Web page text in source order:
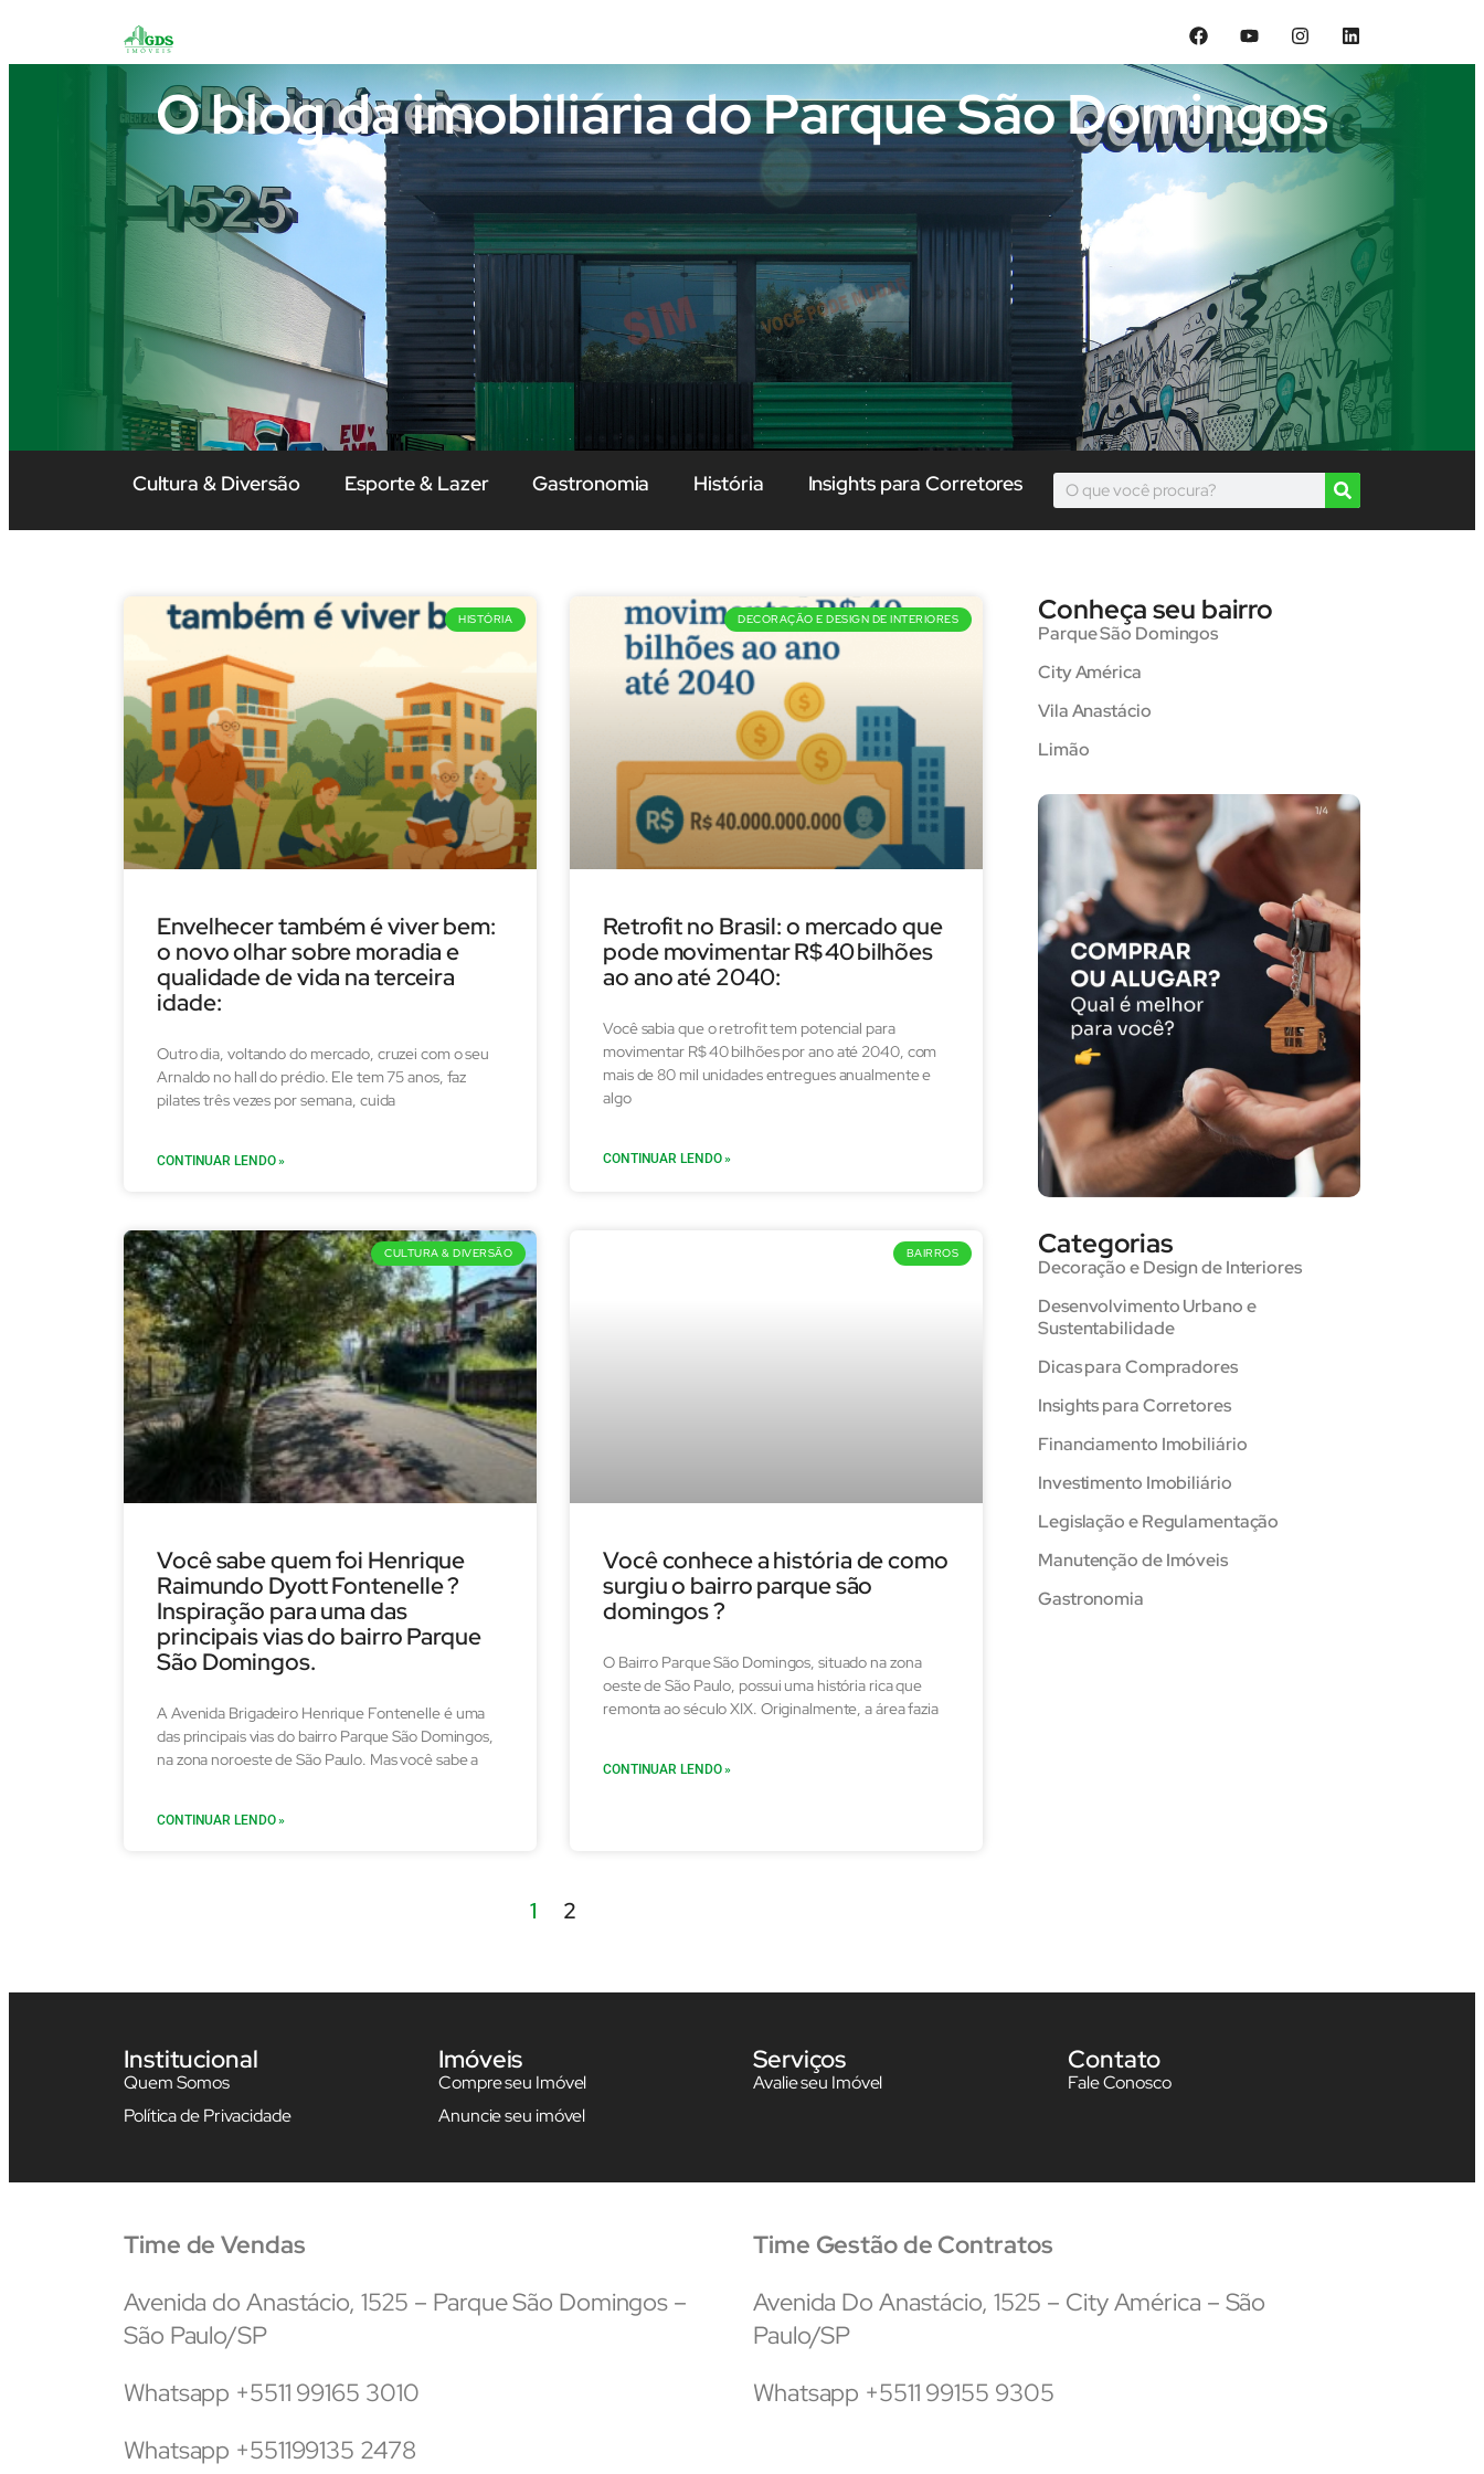
O blog da imobiliária do Parque São Domingos
Cultura & Diversão Esporte & Lazer Gastronomia História Insights para Corretores
HISTÓRIA
Envelhecer também é viver bem:
o novo olhar sobre moradia e
qualidade de vida na terceira
idade:
Outro dia, voltando do mercado, cruzei com o seu
Arnaldo no hall do prédio. Ele tem 75 anos, faz
pilates três vezes por semana, cuida
CONTINUAR LENDO »
DECORAÇÃO E DESIGN DE INTERIORES
Retrofit no Brasil: o mercado que
pode movimentar R$ 40 bilhões
ao ano até 2040:
Você sabia que o retrofit tem potencial para
movimentar R$ 40 bilhões por ano até 2040, com
mais de 80 mil unidades entregues anualmente e
algo
CONTINUAR LENDO »
CULTURA & DIVERSÃO
Você sabe quem foi Henrique
Raimundo Dyott Fontenelle ?
Inspiração para uma das
principais vias do bairro Parque
São Domingos.
A Avenida Brigadeiro Henrique Fontenelle é uma
das principais vias do bairro Parque São Domingos,
na zona noroeste de São Paulo. Mas você sabe a
CONTINUAR LENDO »
BAIRROS
Você conhece a história de como
surgiu o bairro parque são
domingos ?
O Bairro Parque São Domingos, situado na zona
oeste de São Paulo, possui uma história rica que
remonta ao século XIX. Originalmente, a área fazia
CONTINUAR LENDO »
1 2
Conheça seu bairro
Parque São Domingos
City América
Vila Anastácio
Limão
Categorias
Decoração e Design de Interiores
Desenvolvimento Urbano e
Sustentabilidade
Dicas para Compradores
Insights para Corretores
Financiamento Imobiliário
Investimento Imobiliário
Legislação e Regulamentação
Manutenção de Imóveis
Gastronomia
Institucional
Quem Somos
Política de Privacidade
Imóveis
Compre seu Imóvel
Anuncie seu imóvel
Serviços
Avalie seu Imóvel
Contato
Fale Conosco
Time de Vendas
Avenida do Anastácio, 1525 – Parque São Domingos –
São Paulo/SP
Whatsapp +5511 99165 3010
Whatsapp +551199135 2478
Time Gestão de Contratos
Avenida Do Anastácio, 1525 – City América – São
Paulo/SP
Whatsapp +5511 99155 9305